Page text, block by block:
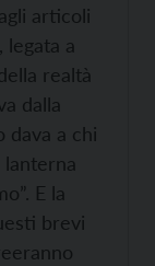
articoli
a
realtà
dalla
dava a chi
E la
brevi